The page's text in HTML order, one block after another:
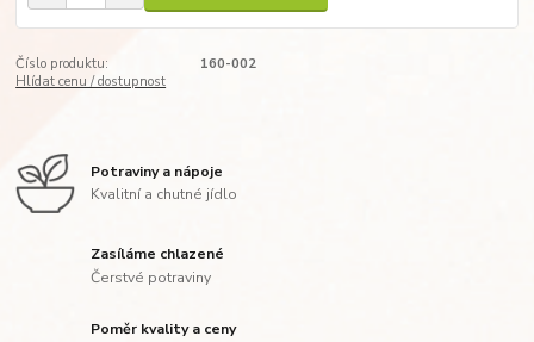
Číslo produktu:
160-002
Hlídat cenu / dostupnost
Potraviny a nápoje
Kvalitní a chutné jídlo
Zasíláme chlazené
Čerstvé potraviny
Poměr kvality a ceny